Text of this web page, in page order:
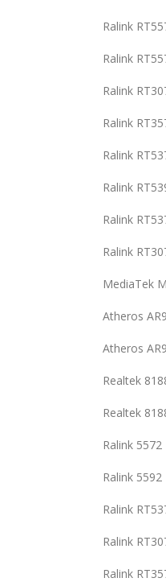
Ralink
Ralink
Ralink
Ralink
Ralink
Ralink
Ralink
Ralink
MediaTek
Atheros
Atheros
Realtek
Realtek
Ralink 5572
Ralink 5592
Ralink
Ralink
Ralink